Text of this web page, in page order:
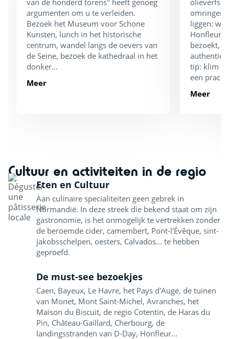
van de honderd torens" heeft genoeg
argumenten om u te verleiden.
Bezoek het Museum voor Schone
Kunsten, lunch in het historische
centrum, wandel langs de oevers van
de Seine, bezoek de kathedraal in het
donker...
Meer
omringen,
liggen:
Honfleur.
bezoekt,
tip: klim
een
Meer
Cultuur en activiteiten in de regio
Eten en Cultuur
Aan culinaire specialiteiten geen gebrek in
Normandië. In deze streek die bekend staat om zijn
gastronomie, is het onmogelijk te vertrekken zonder
de beroemde cider, camembert, Pont-l'Évêque, sint-
jakobsschelpen, oesters, Calvados... te hebben
geproefd.
De must-see bezoekjes
Caen, Bayeux, Le Havre, het Pays d'Auge, de tuinen
van Monet, Mont Saint-Michel, Avranches, het
Maison du Biscuit, de regio Cotentin, de Haras du
Pin, Château-Gaillard, Cherbourg, de
landingsstranden van D-Day, Honfleur...